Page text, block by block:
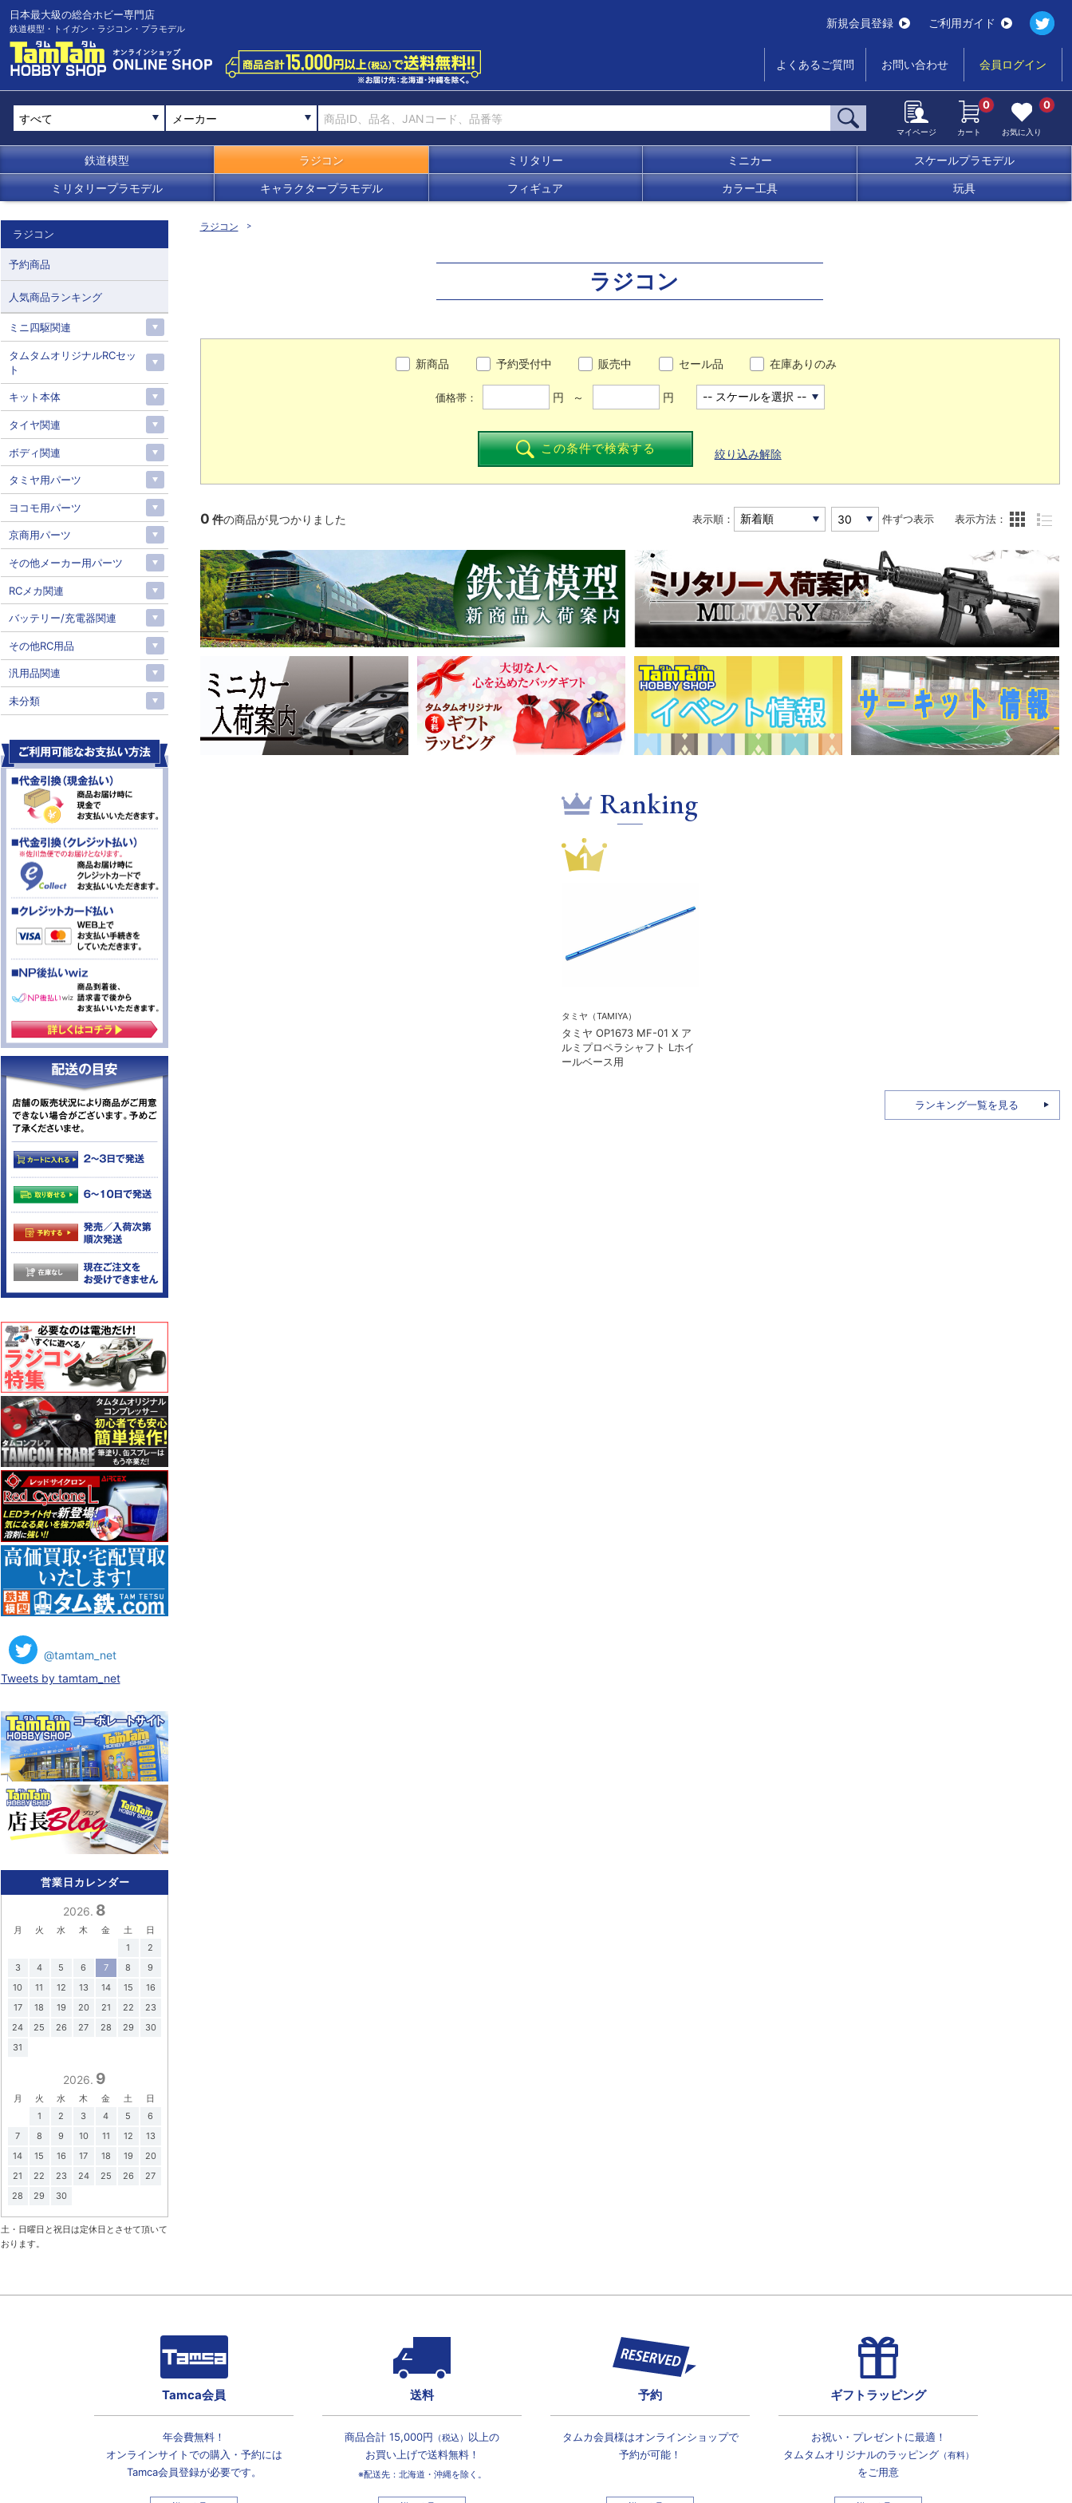
日本最大級の総合ホビー専門店
鉄道模型・トイガン・ラジコン・プラモデル 新規会員登録 ご利用ガイド
よくあるご質問 お問い合わせ 会員ログイン
メーカー
マイページ カート
0
お気に入り
0
鉄道模型 ラジコン ミリタリー ミニカー スケールプラモデル
ミリタリープラモデル キャラクタープラモデル フィギュア カラー工具 玩具
ラジコン
ラジコン
新商品 予約受付中 販売中 セール品 在庫ありのみ
価格帯： 円 ～ 円
この条件で検索する 絞り込み解除
0 件の商品が見つかりました 表示順： 件ずつ表示 表示方法：
Ranking
1
タミヤ（TAMIYA）
タミヤ OP1673 MF-01 X ア
ルミプロペラシャフト Lホイ
ールベース用
ランキング一覧を見る
ラジコン
予約商品
人気商品ランキング
ミニ四駆関連
タムタムオリジナルRCセッ
ト
キット本体
タイヤ関連
ボディ関連
タミヤ用パーツ
ヨコモ用パーツ
京商用パーツ
その他メーカー用パーツ
RCメカ関連
バッテリー/充電器関連
その他RC用品
汎用品関連
未分類
@tamtam_net
Tweets by tamtam_net
営業日カレンダー
2026. 8
月 火 水 木 金 土
日
1
2
3
4 5 6 7 8
9
10
11 12 13 14 15
16
17
18 19 20 21 22
23
24
25 26 27 28 29
30
31
2026. 9
月 火 水 木 金 土
日
1
2 3 4 5
6
7
8 9 10 11 12
13
14
15 16 17 18 19
20
21
22 23 24 25 26
27
28
29 30
土・日曜日と祝日は定休日とさせて頂いて
おります。
Tamca会員
年会費無料！
オンラインサイトでの購入・予約には
Tamca会員登録が必要です。
送料
商品合計 15,000円 （税込） 以上の
お買い上げで送料無料！
※配送先：北海道・沖縄を除く。
予約
タムカ会員様はオンラインショップで
予約が可能！
ギフトラッピング
お祝い・プレゼントに最適！
タムタムオリジナルのラッピング （有料）
をご用意